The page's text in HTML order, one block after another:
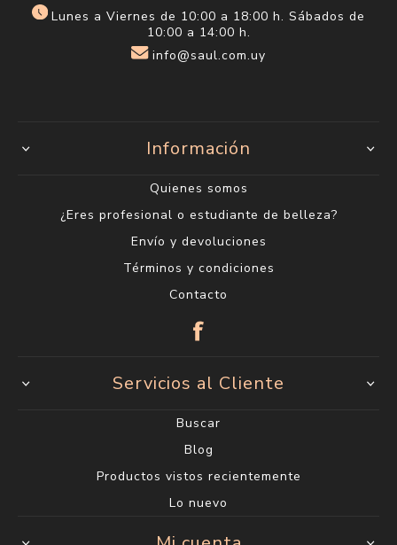
Lunes a Viernes de 10:00 a 18:00 h. Sábados de
10:00 a 14:00 h.
info@saul.com.uy
Información
Quienes somos
¿Eres profesional o estudiante de belleza?
Envío y devoluciones
Términos y condiciones
Contacto
Servicios al Cliente
Buscar
Blog
Productos vistos recientemente
Lo nuevo